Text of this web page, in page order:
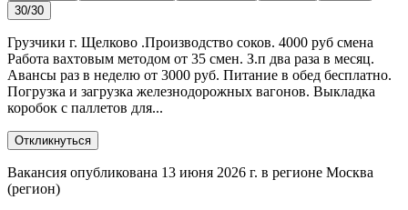
30/30
Грузчики г. Щелково .Производство соков. 4000 руб смена
Работа вахтовым методом от 35 смен. З.п два раза в месяц.
Авансы раз в неделю от 3000 руб. Питание в обед бесплатно.
Погрузка и загрузка железнодорожных вагонов. Выкладка
коробок с паллетов для...
Откликнуться
Вакансия опубликована 13 июня 2026 г. в регионе Москва
(регион)